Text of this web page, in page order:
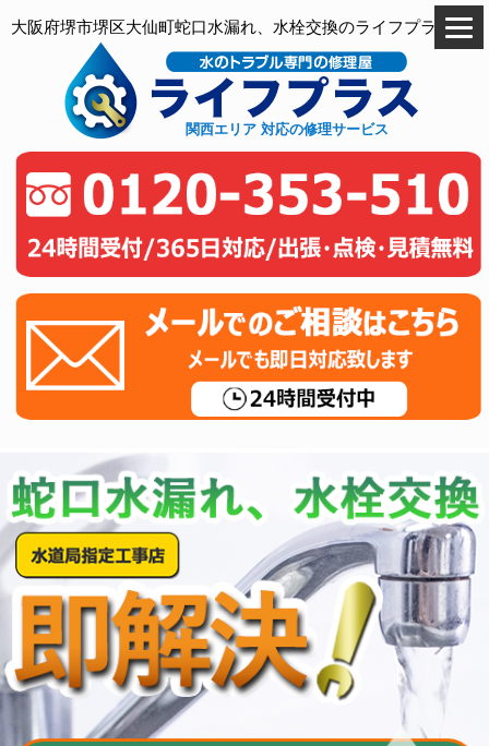
大阪府堺市堺区大仙町蛇口水漏れ、水栓交換のライフプラス
関西エリア 対応の修理サービス